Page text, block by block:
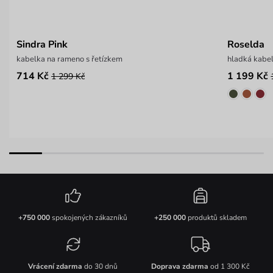
Sindra Pink
kabelka na rameno s řetízkem
714 Kč 1 299 Kč
Roselda
hladká
1 199 Kč
+750 000spokojených zákazníků +250 000produktů skladem
Vrácení zdarma do 30 dnů Doprava zdarma od 1 300 Kč